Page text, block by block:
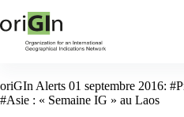
oriGIn Alerts 01 septembre 2016:
#Asie : « Semaine IG » au Laos